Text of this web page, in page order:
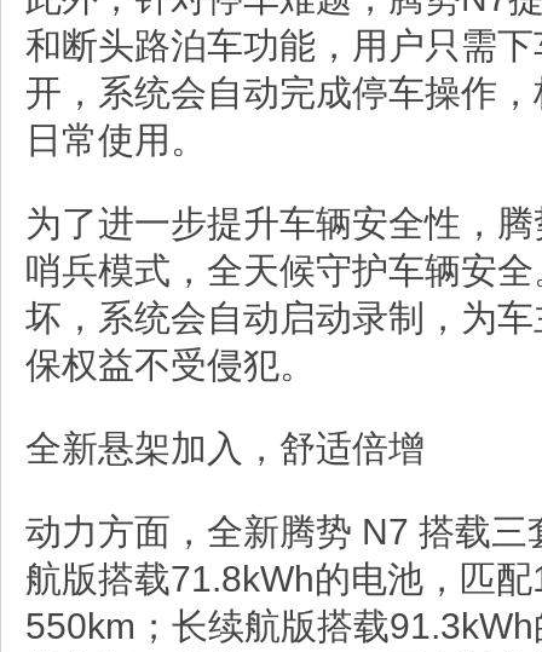
和断头路泊车功能，用户只需
开，系统会自动完成停车操作
日常使用。
为了进一步提升车辆安全性，
哨兵模式，全天候守护车辆安
坏，系统会自动启动录制，为
保权益不受侵犯。
全新悬架加入，舒适倍增
动力方面，全新腾势 N7 搭载
航版搭载71.8kWh的电池，匹
550km；长续航版搭载